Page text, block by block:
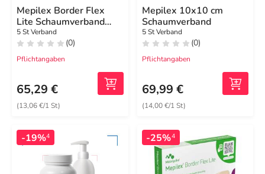
Mepilex Border Flex
Lite Schaumverband
5x12,5 cm
5 St Verband
(0)
Pflichtangaben
65,29 €
(13,06 €/1 St)
Mepilex 10x10 cm
Schaumverband
5 St Verband
(0)
Pflichtangaben
69,99 €
(14,00 €/1 St)
-19%4 -25%4